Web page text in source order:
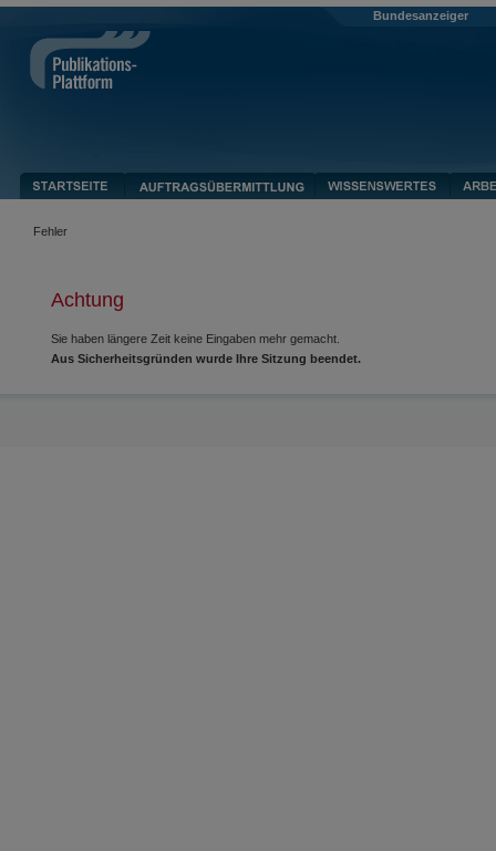
Bundesanzeiger
Fehler
Achtung
Sie haben längere Zeit keine Eingaben mehr gemacht.
Aus Sicherheitsgründen wurde Ihre Sitzung beendet.